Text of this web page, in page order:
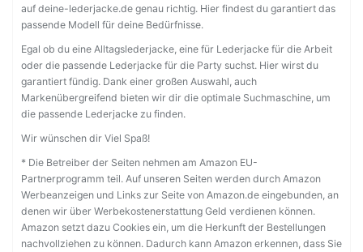
auf deine-lederjacke.de genau richtig. Hier findest du garantiert das
passende Modell für deine Bedürfnisse.
Egal ob du eine Alltagslederjacke, eine für Lederjacke für die Arbeit
oder die passende Lederjacke für die Party suchst. Hier wirst du
garantiert fündig. Dank einer großen Auswahl, auch
Markenübergreifend bieten wir dir die optimale Suchmaschine, um
die passende Lederjacke zu finden.
Wir wünschen dir Viel Spaß!
* Die Betreiber der Seiten nehmen am Amazon EU-
Partnerprogramm teil. Auf unseren Seiten werden durch Amazon
Werbeanzeigen und Links zur Seite von Amazon.de eingebunden, an
denen wir über Werbekostenerstattung Geld verdienen können.
Amazon setzt dazu Cookies ein, um die Herkunft der Bestellungen
nachvollziehen zu können. Dadurch kann Amazon erkennen, dass Sie